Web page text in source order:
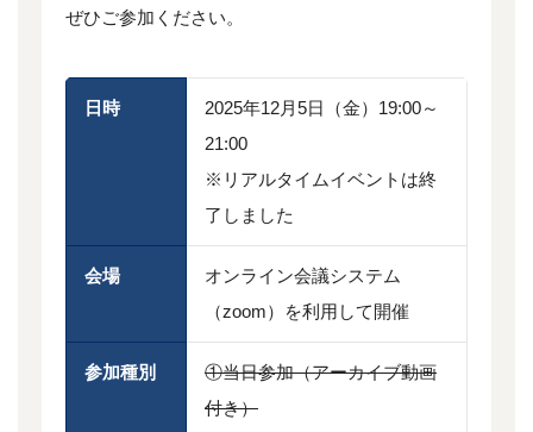
ぜひご参加ください。
日時
2025年12月5日（金）19:00～
21:00
※リアルタイムイベントは終
了しました
会場
オンライン会議システム
（zoom）を利用して開催
参加種別
①当日参加（アーカイブ動画
付き）